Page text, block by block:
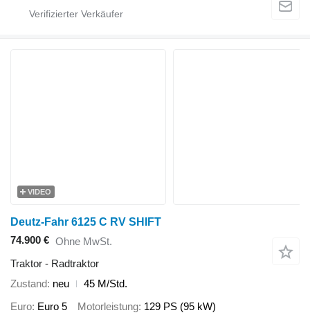
VIDEO
Deutz-Fahr 6125 C RV SHIFT
74.900 € Ohne MwSt.
Traktor - Radtraktor
Zustand neu
45 M/Std.
Euro Euro 5 Motorleistung 129 PS (95 kW)